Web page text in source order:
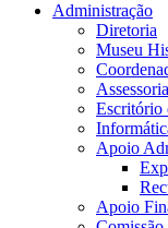
Administração
Diretoria
Museu
Escritório
Apoio
Apoio